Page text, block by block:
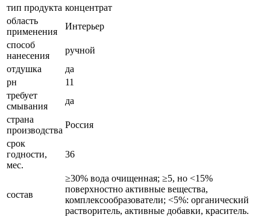
тип продукта концентрат
область
применения
Интерьер
способ
нанесения
ручной
отдушка
да
рн
11
требует
смывания
да
страна
производства
Россия
срок
годности,
мес.
36
состав
≥30% вода очищенная; ≥5, но ˂15%
поверхностно активные вещества,
комплексообразователи; ˂5%: органический
растворитель, активные добавки, краситель.